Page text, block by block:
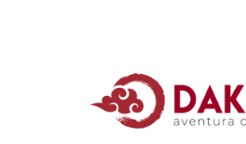
Editura Daksha
Seria Radu Cinamar